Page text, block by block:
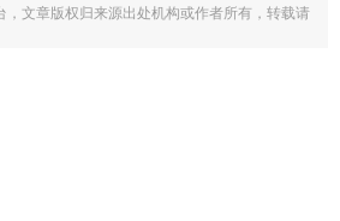
文章版权归来源出处机构或作者所有，转载请